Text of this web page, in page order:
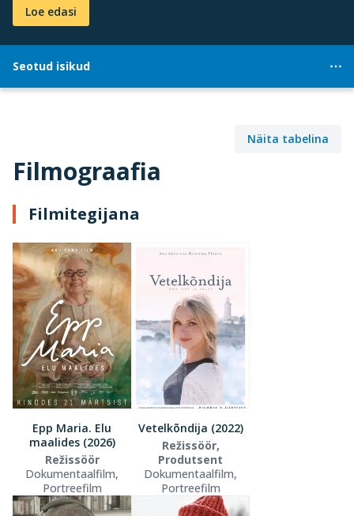
Loe edasi
Seotud isikud
Filmograafia
Näita tabelina
Filmitegijana
Epp Maria. Elu
maalides (2026)
Režissöör
Dokumentaalfilm,
Portreefilm
Vetelkõndija (2022)
Režissöör,
Produtsent
Dokumentaalfilm,
Portreefilm